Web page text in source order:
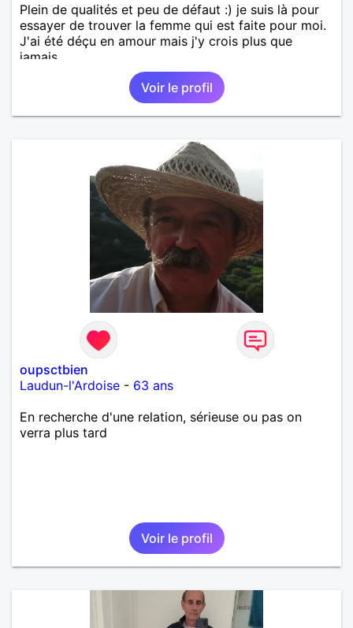
Plein de qualités et peu de défaut :) je suis là pour
essayer de trouver la femme qui est faite pour moi.
J'ai été déçu en amour mais j'y crois plus que
jamais.
Voir le profil
oupsctbien
Laudun-l'Ardoise - 63 ans
En recherche d'une relation, sérieuse ou pas on
verra plus tard
Voir le profil